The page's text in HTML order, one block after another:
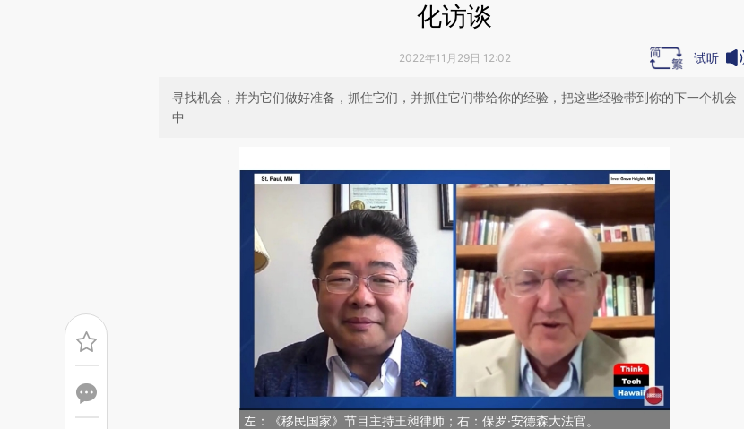
化访谈
2022年11月29日 12:02 试听
寻找机会，并为它们做好准备，抓住它们，并抓住它们带给你的经验，把这些经验带到你的下一个机会
中
左：《移民国家》节目主持王昶律师；右：保罗·安德森大法官。